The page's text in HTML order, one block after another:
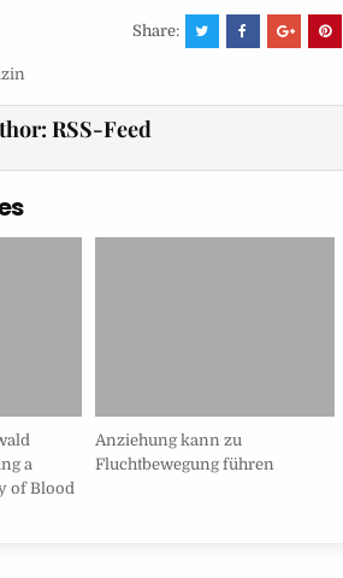
Share:
RSS-Feed
a
of Blood
Anziehung kann zu
Fluchtbewegung führen